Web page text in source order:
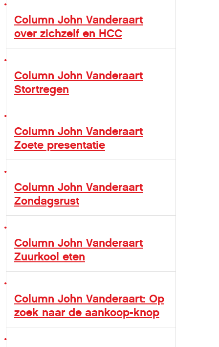
Column John Vanderaart
over zichzelf en HCC
Column John Vanderaart
Stortregen
Column John Vanderaart
Zoete presentatie
Column John Vanderaart
Zondagsrust
Column John Vanderaart
Zuurkool eten
Column John Vanderaart: Op
zoek naar de aankoop-knop